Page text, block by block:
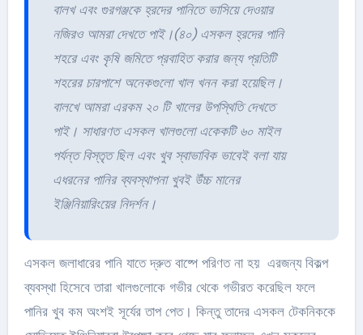
বালখ এবং গুরগঞ্জকে হ্রদের পানিতে ভাসিয়ে দেওয়ার
নজিরও আমরা দেখতে পাই।(৪০) এসকল হ্রদের পানি
শহরে এবং কৃষি জমিতে প্রবাহিত করার জন্য প্রতিটি
শহরের চারপাশে অনেকগুলো খাল খনন করা হয়েছিল।
বালখে আমরা এরকম ২০ টি খালের উপস্থিতিদেখতে
পাই। সাধারণত এসকল খালগুলো একেকটি ৬০ মাইল
পর্যন্ত বিস্তৃত ছিল এবং খুব স্বাভাবিক ভাবেই বলা যায়
এধরনের পানির ব্যবস্থাপনা খুবই উঁচ্চ মানের
ইঞ্জিনিয়ারিংয়ের নিদর্শন।
এসকল জলাধারের পানি যাতে দ্রুত বাষ্পে পরিণত না হয় এরজন্য বিকল্প
ব্যবস্থা হিসেবে তারা খালগুলোকে গভীর থেকে গভীরত করেছিল ফলে
পানির খুব কম অংশই সূর্যের তাপ পেত। কিন্তু তাদের এসকল টেকনিককে